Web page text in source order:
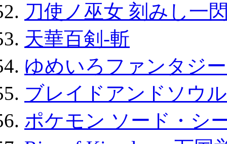
刀使ノ巫女 刻みし一
天華百剣-斬
ゆめいろファンタジ
ブレイドアンドソウ
ポケモン ソード・シ